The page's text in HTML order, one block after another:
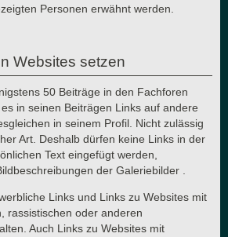
Personen erwähnt werden.
Websites setzen
50 Beiträge in den Fachforen
in seinen Beiträgen Links auf andere
in seinem Profil. Nicht zulässig
Art. Deshalb dürfen keine Links in der
Text eingefügt werden,
der Galeriebilder .
Links und Links zu Websites mit
rassistischen oder anderen
Auch Links zu Websites mit